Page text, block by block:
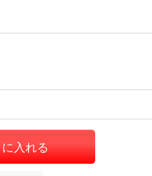
入れる